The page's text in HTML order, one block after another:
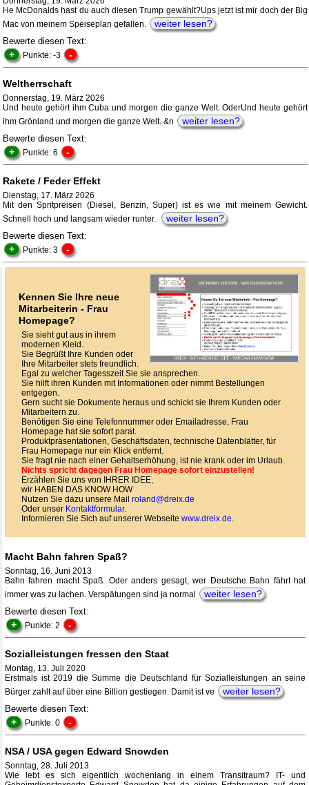
He McDonalds hast du auch diesen Trump gewählt?Ups jetzt ist mir doch der Big
Mac von meinem Speiseplan gefallen.
weiter lesen?
Bewerte diesen Text:
+ Punkte: -3 -
Weltherrschaft
Donnerstag, 19. März 2026
Und heute gehört ihm Cuba und morgen die ganze Welt. OderUnd heute gehört
ihm Grönland und morgen die ganze Welt. &n
weiter lesen?
Bewerte diesen Text:
+ Punkte: 6 -
Rakete / Feder Effekt
Dienstag, 17. März 2026
Mit den Spritpreisen (Diesel, Benzin, Super) ist es wie mit meinem Gewicht.
Schnell hoch und langsam wieder runter.
weiter lesen?
Bewerte diesen Text:
+ Punkte: 3 -
Kennen Sie Ihre neue
Mitarbeiterin - Frau
Homepage?
Sie sieht gut aus in ihrem
modernen Kleid.
Sie Begrüßt Ihre Kunden oder
Ihre Mitarbeiter stets freundlich.
Egal zu welcher Tagesszeit Sie sie ansprechen.
Sie hilft ihren Kunden mit Informationen oder nimmt Bestellungen
entgegen.
Gern sucht sie Dokumente heraus und schickt sie Ihrem Kunden oder
Mitarbeitern zu.
Benötigen Sie eine Telefonnummer oder Emailadresse, Frau
Homepage hat sie sofort parat.
Produktpräsentationen, Geschäftsdaten, technische Datenblätter, für
Frau Homepage nur ein Klick entfernt.
Sie fragt nie nach einer Gehaltserhöhung, ist nie krank oder im Urlaub.
Nichts spricht dagegen Frau Homepage sofort einzustellen!
Erzählen Sie uns von IHRER IDEE,
wir HABEN DAS KNOW HOW
Nutzen Sie dazu unsere Mail roland@dreix.de
Oder unser Kontaktformular.
Informieren Sie Sich auf unserer Webseite www.dreix.de.
Macht Bahn fahren Spaß?
Sonntag, 16. Juni 2013
Bahn fahren macht Spaß. Oder anders gesagt, wer Deutsche Bahn fährt hat
immer was zu lachen. Verspätungen sind ja normal
weiter lesen?
Bewerte diesen Text:
+ Punkte: 2 -
Sozialleistungen fressen den Staat
Montag, 13. Juli 2020
Erstmals ist 2019 die Summe die Deutschland für Sozialleistungen an seine
Bürger zahlt auf über eine Billion gestiegen. Damit ist ve
weiter lesen?
Bewerte diesen Text:
+ Punkte: 0 -
NSA / USA gegen Edward Snowden
Sonntag, 28. Juli 2013
Wie lebt es sich eigentlich wochenlang in einem Transitraum? IT- und